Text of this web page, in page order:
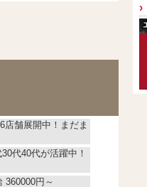
店舗展開中！まだま
代40代が活躍中！
360000円～